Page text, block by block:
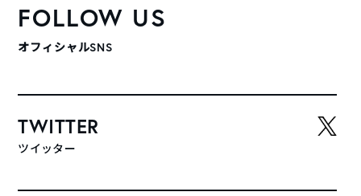
FOLLOW US
オフィシャルSNS
TWITTER
ツイッター